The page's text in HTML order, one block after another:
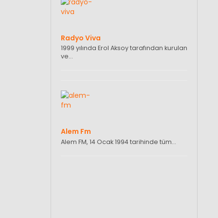
Radyo Viva
1999 yılında Erol Aksoy tarafından kurulan
ve…
Alem Fm
Alem FM, 14 Ocak 1994 tarihinde tüm…